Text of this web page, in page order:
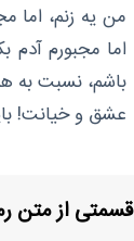
من یه زنم، اما
اما مجبورم
باشم، نسبت به
عشق و خیانت!
قسمتی از متن